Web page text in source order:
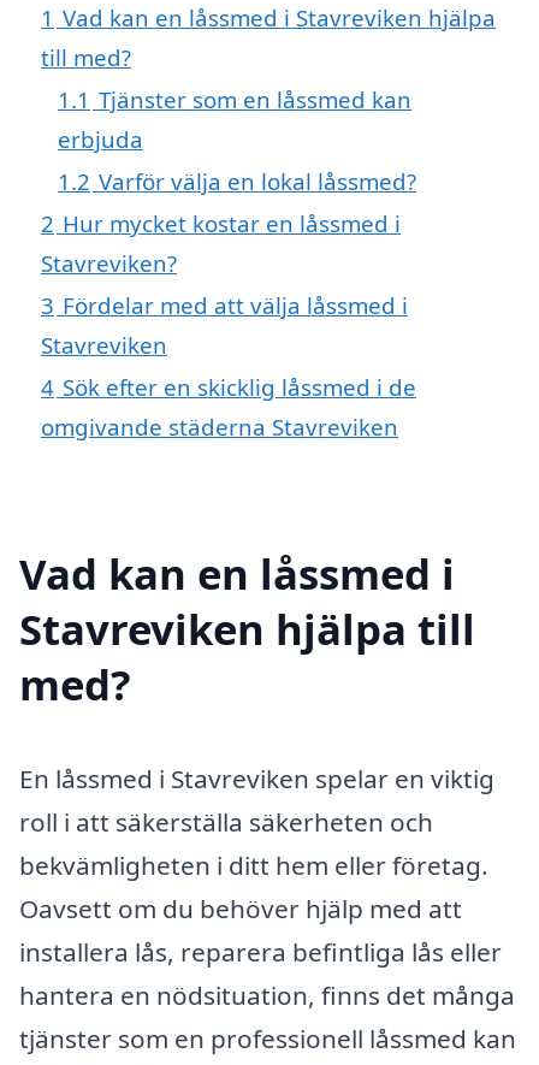
1 Vad kan en låssmed i Stavreviken hjälpa
till med?
1.1 Tjänster som en låssmed kan
erbjuda
1.2 Varför välja en lokal låssmed?
2 Hur mycket kostar en låssmed i
Stavreviken?
3 Fördelar med att välja låssmed i
Stavreviken
4 Sök efter en skicklig låssmed i de
omgivande städerna Stavreviken
Vad kan en låssmed i
Stavreviken hjälpa till
med?
En låssmed i Stavreviken spelar en viktig
roll i att säkerställa säkerheten och
bekvämligheten i ditt hem eller företag.
Oavsett om du behöver hjälp med att
installera lås, reparera befintliga lås eller
hantera en nödsituation, finns det många
tjänster som en professionell låssmed kan